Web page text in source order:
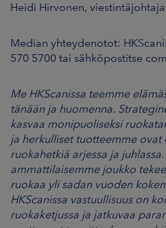
Heidi Hirvonen,
Median yhteydenotot:
570 5700 tai sähköpostitse
Me HKScanissa teemme
tänään ja huomenna.
kasvaa monipuoliseksi
ja herkulliset tuotteemme ovat
ruokahetkiä arjessa ja
ammattilaisemme joukko
ruokaa yli sadan vuoden
HKScanissa vastuullisuus on
ruokaketjussa ja jatkuvaa